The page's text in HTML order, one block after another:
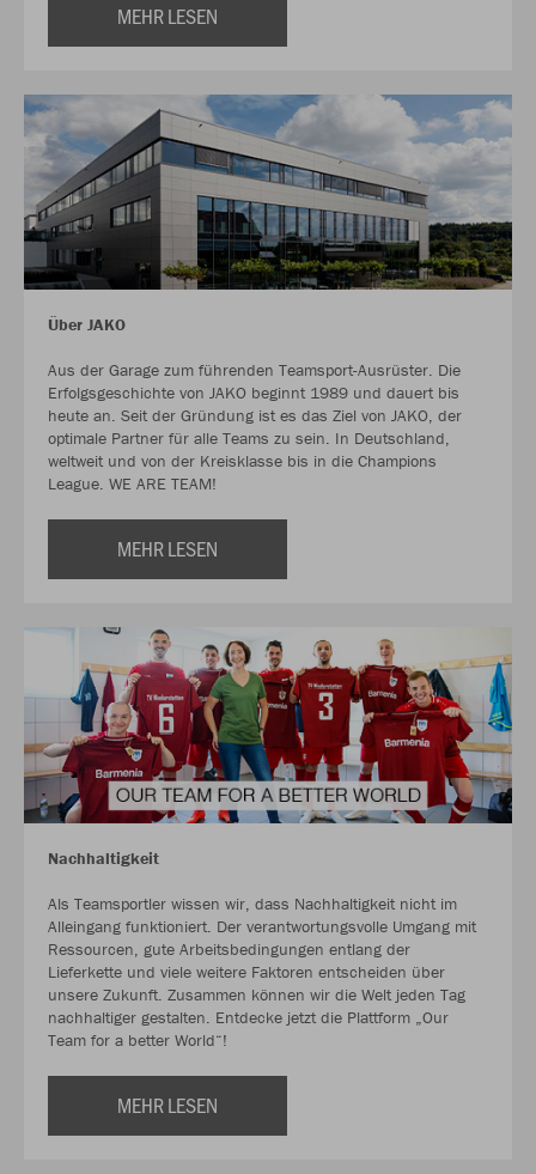
MEHR LESEN
Über JAKO
Aus der Garage zum führenden Teamsport-Ausrüster. Die
Erfolgsgeschichte von JAKO beginnt 1989 und dauert bis
heute an. Seit der Gründung ist es das Ziel von JAKO, der
optimale Partner für alle Teams zu sein. In Deutschland,
weltweit und von der Kreisklasse bis in die Champions
League. WE ARE TEAM!
MEHR LESEN
Nachhaltigkeit
Als Teamsportler wissen wir, dass Nachhaltigkeit nicht im
Alleingang funktioniert. Der verantwortungsvolle Umgang mit
Ressourcen, gute Arbeitsbedingungen entlang der
Lieferkette und viele weitere Faktoren entscheiden über
unsere Zukunft. Zusammen können wir die Welt jeden Tag
nachhaltiger gestalten. Entdecke jetzt die Plattform „Our
Team for a better World“!
MEHR LESEN